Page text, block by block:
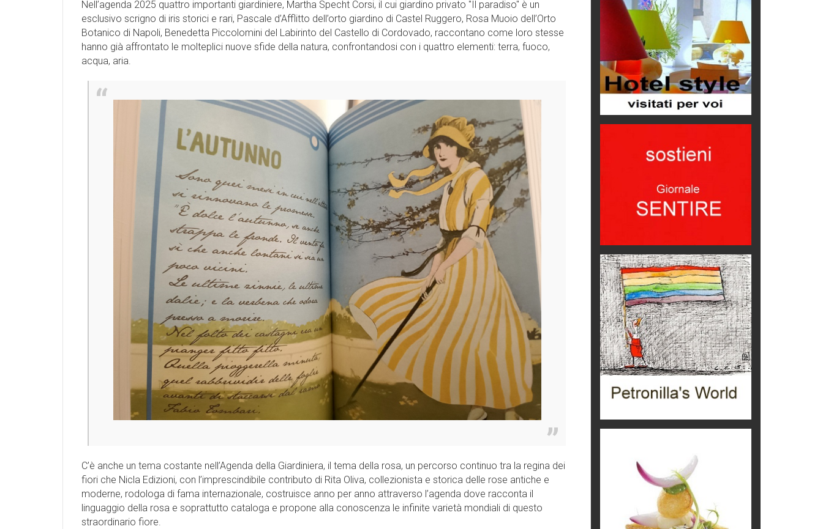
Nell’agenda 2025 quattro importanti giardiniere, Martha Specht Corsi, il cui giardino privato "Il paradiso" è un
esclusivo scrigno di iris storici e rari, Pascale d’Afflitto dell’orto giardino di Castel Ruggero, Rosa Muoio dell’Orto
Botanico di Napoli, Benedetta Piccolomini del Labirinto del Castello di Cordovado, raccontano come loro stesse
hanno già affrontato le molteplici nuove sfide della natura, confrontandosi con i quattro elementi: terra, fuoco,
acqua, aria.
C’è anche un tema costante nell’Agenda della Giardiniera, il tema della rosa, un percorso continuo tra la regina dei
fiori che Nicla Edizioni, con l’imprescindibile contributo di Rita Oliva, collezionista e storica delle rose antiche e
moderne, rodologa di fama internazionale, costruisce anno per anno attraverso l’agenda dove racconta il
linguaggio della rosa e soprattutto cataloga e propone alla conoscenza le infinite varietà mondiali di questo
straordinario fiore.
lode
Le nostre recensioni
Bolzano: L'Eisenhut Boutique
Oasi di piacere
Teodorico, sovrano illuminato
1500 anni dalla morte
Grecia, le donne di Olympos
Ecco come salvare il viaggio
aereo
imprevisti...
C'era una volta la legge per le
valli del silenzio
Idee per il futuro
Torre dell'Orso, mare di Puglia
itinerari italiani
Boboli, il giardino della botanica
Gioielli italiani
Menzogne di stato
Chi è, e come difendersi dallo
scammer
di Mirta B. Bono
Mio nonno, salvato dai russi